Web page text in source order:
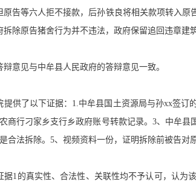
告等六人拒不接款，后孙铁良将相关款项转入
除原告猪舍行为并不违法，政府保留追回违章建
意见与中牟县人民政府的答辩意见一致。
供了以下证据：1.中牟县国土资源局与孙xx签
商行刁家乡支行乡政府账号转款记录。3、中牟
合法拆除。5、视频资料一份，证明拆除前被告对
1的真实性、合法性、关联性均不予认可，认为